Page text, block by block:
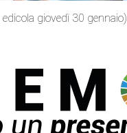
giovedì 30 gennaio)